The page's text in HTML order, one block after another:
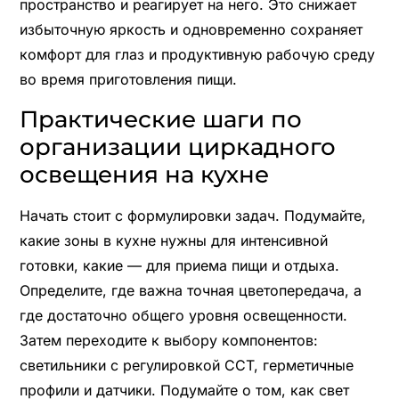
пространство и реагирует на него. Это снижает
избыточную яркость и одновременно сохраняет
комфорт для глаз и продуктивную рабочую среду
во время приготовления пищи.
Практические шаги по
организации циркадного
освещения на кухне
Начать стоит с формулировки задач. Подумайте,
какие зоны в кухне нужны для интенсивной
готовки, какие — для приема пищи и отдыха.
Определите, где важна точная цветопередача, а
где достаточно общего уровня освещенности.
Затем переходите к выбору компонентов:
светильники с регулировкой CCT, герметичные
профили и датчики. Подумайте о том, как свет